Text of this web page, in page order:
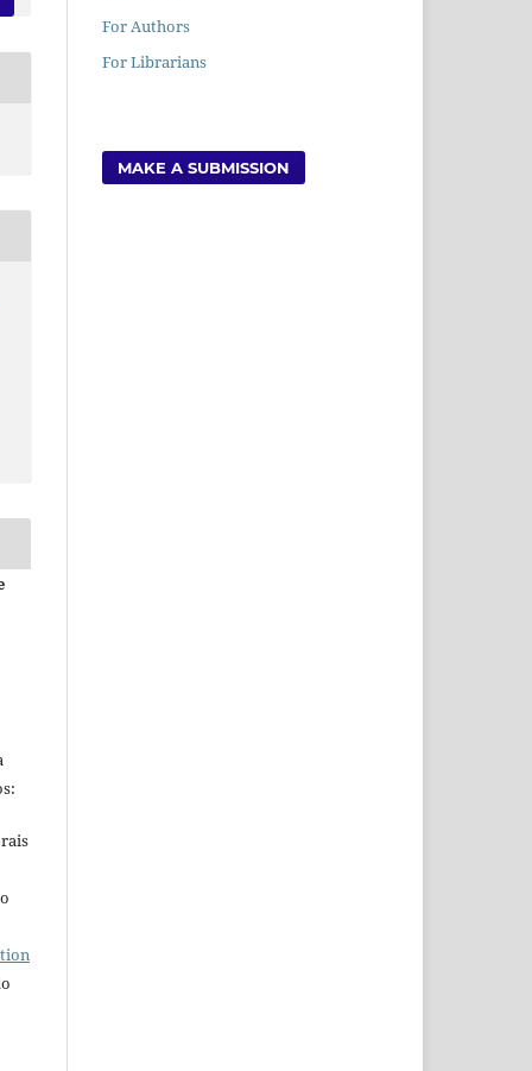
For Authors
For Librarians
MAKE A SUBMISSION